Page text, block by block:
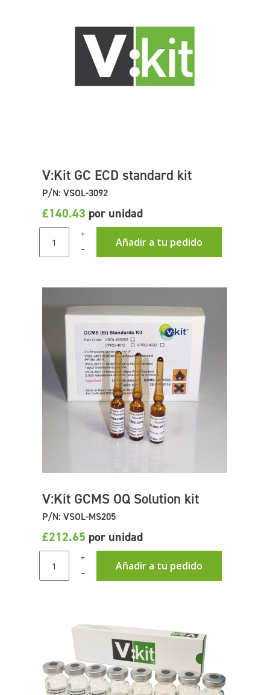
V:Kit GC ECD standard kit
P/N: VSOL-3092
£140.43 por unidad
+
Añadir a tu pedido
–
V:Kit GCMS OQ Solution kit
P/N: VSOL-MS205
£212.65 por unidad
+
Añadir a tu pedido
–